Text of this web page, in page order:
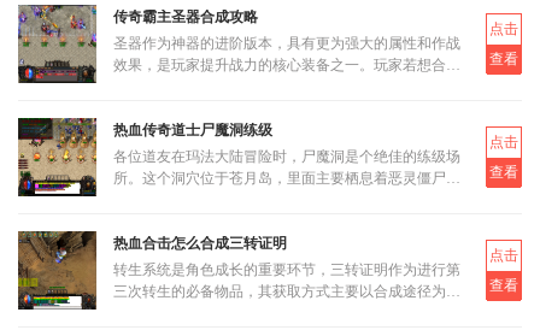
传奇霸主圣器合成攻略
圣器作为神器的进阶版本，具有更为强大的属性和作战
效果，是玩家提升战力的核心装备之一。玩家若想合成
点击
查看
热血传奇道士尸魔洞练级
各位道友在玛法大陆冒险时，尸魔洞是个绝佳的练级场
所。这个洞穴位于苍月岛，里面主要栖息着恶灵僵尸和
点击
查看
热血合击怎么合成三转证明
转生系统是角色成长的重要环节，三转证明作为进行第
三次转生的必备物品，其获取方式主要以合成途径为
点击
查看